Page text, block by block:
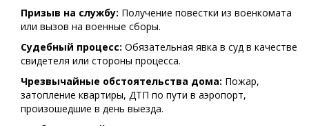
Призыв на службу: Получение повестки из военкомата
или вызов на военные сборы.
Судебный процесс: Обязательная явка в суд в качестве
свидетеля или стороны процесса.
Чрезвычайные обстоятельства дома: Пожар,
затопление квартиры, ДТП по пути в аэропорт,
произошедшие в день выезда.